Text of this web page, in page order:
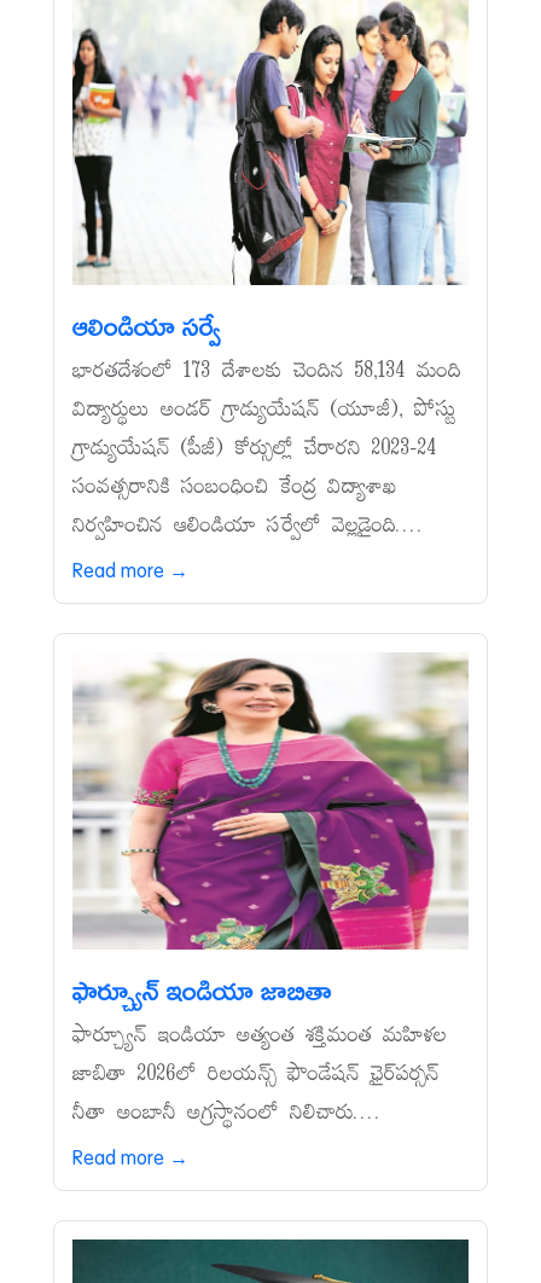
ఆలిండియా సర్వే
భారతదేశంలో 173 దేశాలకు చెందిన 58,134 మంది
విద్యార్థులు అండర్‌ గ్రాడ్యుయేషన్‌ (యూజీ), పోస్టు
గ్రాడ్యుయేషన్‌ (పీజీ) కోర్సుల్లో చేరారని 2023-24
సంవత్సరానికి సంబంధించి కేంద్ర విద్యాశాఖ
నిర్వహించిన ఆలిండియా సర్వేలో వెల్లడైంది....
Read more →
ఫార్చ్యూన్‌ ఇండియా జాబితా
ఫార్చ్యూన్‌ ఇండియా అత్యంత శక్తిమంత మహిళల
జాబితా 2026లో రిలయన్స్‌ ఫౌండేషన్‌ ఛైర్‌పర్సన్‌
నీతా అంబానీ అగ్రస్థానంలో నిలిచారు....
Read more →